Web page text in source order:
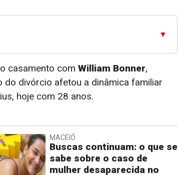
▼
casamento com William Bonner,
do divórcio afetou a dinâmica familiar
hoje com 28 anos.
MACEIÓ
Buscas continuam: o que se
sabe sobre o caso de
mulher desaparecida no